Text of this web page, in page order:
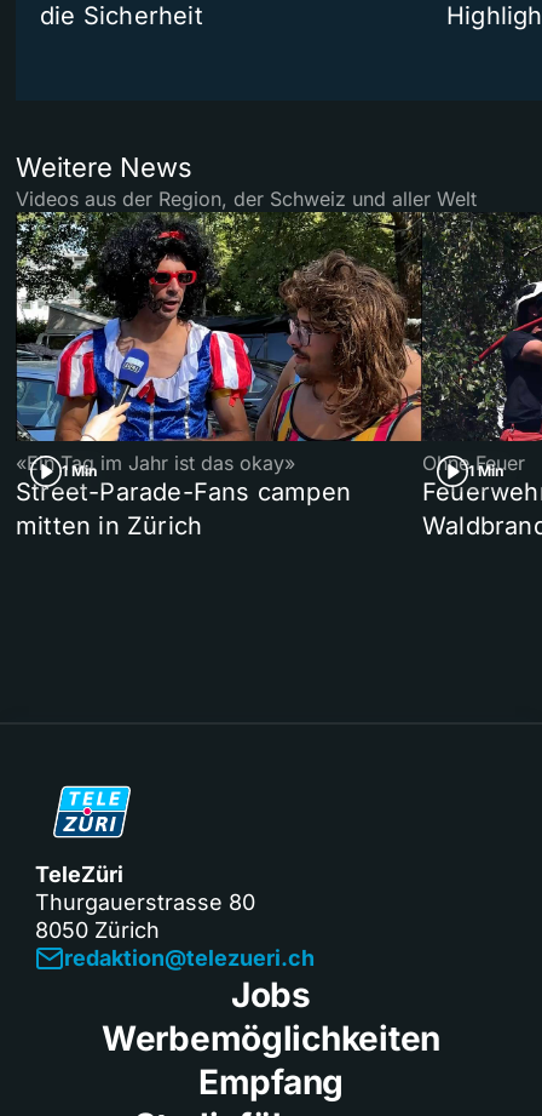
die Sicherheit
Weitere News
Videos aus der Region, der Schweiz und aller Welt
1 Min
«Ein Tag im Jahr ist das okay»
Street-Parade-Fans campen
mitten in Zürich
1 Min
Ohne Feuer
TeleZüri
Thurgauerstrasse 80
8050 Zürich
redaktion@telezueri.ch
Jobs
Werbemöglichkeiten
Empfang